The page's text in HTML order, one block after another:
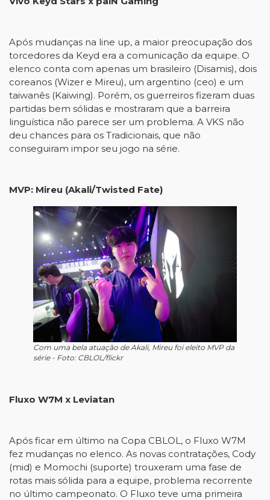
Após mudanças na line up, a maior preocupação dos
torcedores da Keyd era a comunicação da equipe. O
elenco conta com apenas um brasileiro (Disamis), dois
coreanos (Wizer e Mireu), um argentino (ceo) e um
taiwanês (Kaiwing). Porém, os guerreiros fizeram duas
partidas bem sólidas e mostraram que a barreira
linguística não parece ser um problema. A VKS não
deu chances para os Tradicionais, que não
conseguiram impor seu jogo na série.
MVP: Mireu (Akali/Twisted Fate)
Com uma bela atuação de Akali, Mireu foi eleito MVP da
série - Foto: CBLOL/flickr
Fluxo W7M x Leviatan
Após ficar em último na Copa CBLOL, o Fluxo W7M
fez mudanças no elenco. As novas contratações, Cody
(mid) e Momochi (suporte) trouxeram uma fase de
rotas mais sólida para a equipe, problema recorrente
no último campeonato. O Fluxo teve uma primeira